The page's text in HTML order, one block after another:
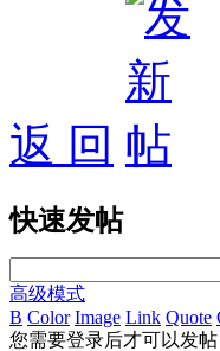
返 回
快速发帖
高级模式
B Color Image Link Quote
您需要登录后才可以发帖